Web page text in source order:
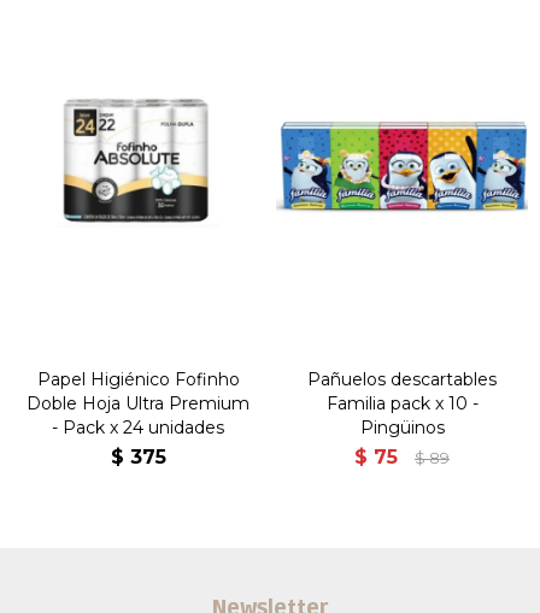
Papel Higiénico Fofinho
Doble Hoja Ultra Premium
- Pack x 24 unidades
$ 375
Pañuelos descartables
Familia pack x 10 -
Pingüinos
$ 75 $ 89